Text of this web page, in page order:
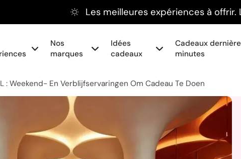
Les meilleures expériences à offrir.
Nos
marques
Idées
cadeaux
Cadeaux
minutes
: Weekend- En Verblijfservaringen Om Cadeau Te Doen